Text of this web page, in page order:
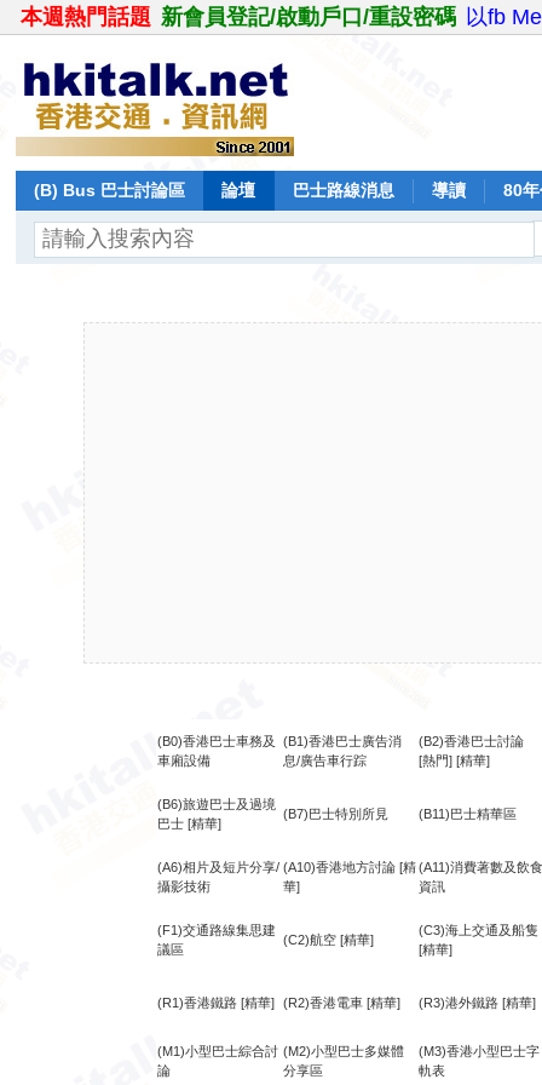
本週熱門話題 新會員登記/啟動戶口/重設密碼 以fb
(B) Bus 巴士討論區 論壇 巴士路線消息 導讀 80
(B0)香港巴士車務及
車廂設備
(B1)香港巴士廣告消
息/廣告車行踪
(B2)香港巴士討論
[熱門] [精華]
(B6)旅遊巴士及過境
巴士 [精華]
(B7)巴士特別所見 (B11)巴士精華區
(A6)相片及短片分享/
攝影技術
(A10)香港地方討論 [精
華]
(A11)消費著數及飲食
資訊
(F1)交通路線集思建
議區
(C2)航空 [精華]
(C3)海上交通及船隻
[精華]
(R1)香港鐵路 [精華] (R2)香港電車 [精華] (R3)港外鐵路 [精華]
(M1)小型巴士綜合討
論
(M2)小型巴士多媒體
分享區
(M3)香港小型巴士字
軌表